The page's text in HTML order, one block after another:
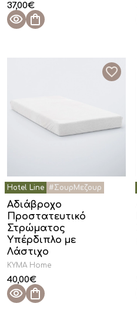
37,00€
Αδιάβροχο
Προστατευτικό
Στρώματος
Υπέρδιπλο με
Λάστιχο
KYMA Home
40,00€